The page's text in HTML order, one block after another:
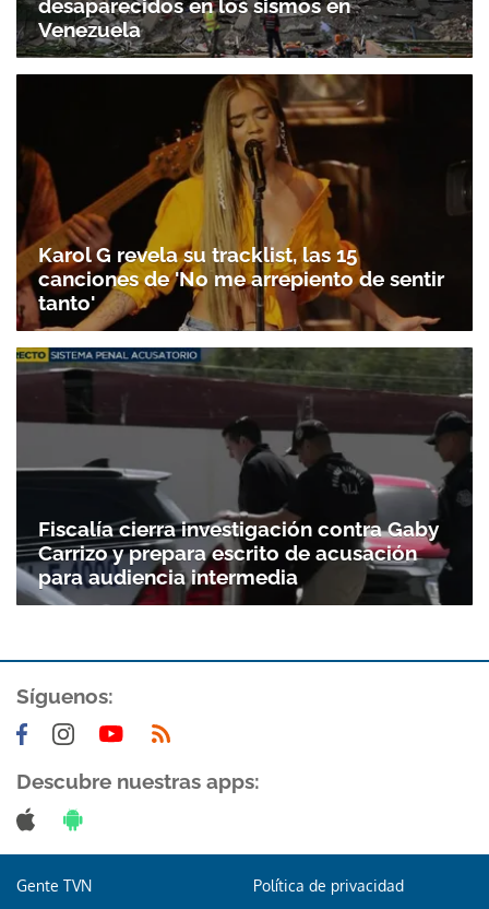
desaparecidos en los sismos en
Venezuela
Karol G revela su tracklist, las 15
canciones de 'No me arrepiento de sentir
tanto'
Fiscalía cierra investigación contra Gaby
Carrizo y prepara escrito de acusación
para audiencia intermedia
Síguenos:
Descubre nuestras apps:
Gente TVN Política de privacidad